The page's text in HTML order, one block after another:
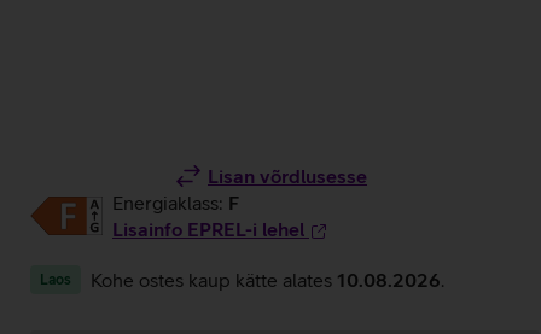
Lisan võrdlusesse
Energiaklass: F
Lisainfo EPREL-i lehel
Laos Kohe ostes kaup kätte alates 10.08.2026